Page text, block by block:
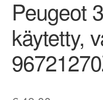
Peugeot
käytetty,